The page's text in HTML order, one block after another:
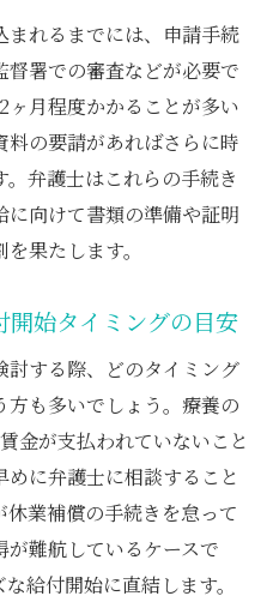
まれるまでには、申請手続
督署での審査などが必要で
ヶ月程度かかることが多い
の要請があればさらに時
弁護士はこれらの手続き
向けて書類の準備や証明
果たします。
始タイミングの目安
討する際、どのタイミング
も多いでしょう。療養の
金が支払われていないこと
に弁護士に相談すること
業補償の手続きを怠って
難航しているケースで
給付開始に直結します。